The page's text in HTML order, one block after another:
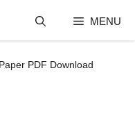
MENU
PDF Download